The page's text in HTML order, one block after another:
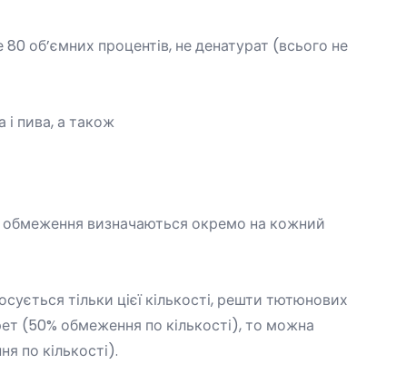
об’ємних процентів, не денатурат (всього не
і пива, а також
обмеження визначаються окремо на кожний
тільки цієї кількості, решти тютюнових
(50% обмеження по кількості), то можна
по кількості).